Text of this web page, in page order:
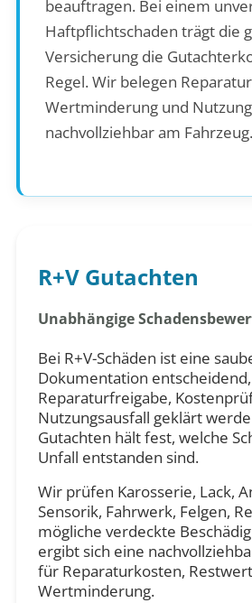
beauftragen. Bei einem
Haftpflichtschaden trägt die
Versicherung die
Regel. Wir belegen
Wertminderung und
nachvollziehbar am Fahrzeug.
R+V Gutachten
Unabhängige
Bei R+V-Schäden ist eine
Dokumentation
Reparaturfreigabe,
Nutzungsausfall geklärt
Gutachten hält fest, welche
Unfall entstanden sind.
Wir prüfen Karosserie, Lack,
Sensorik, Fahrwerk, Felgen,
mögliche verdeckte
ergibt sich eine
für Reparaturkosten,
Wertminderung.